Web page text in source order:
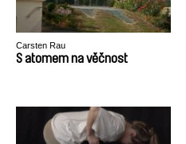
Carsten Rau
S atomem na věčnost